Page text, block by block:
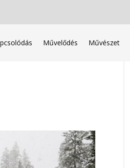
Művelődés Művészet